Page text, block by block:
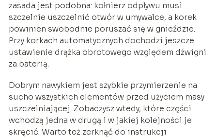
zasada jest podobna: kołnierz odpływu musi
szczelnie uszczelnić otwór w umywalce, a korek
powinien swobodnie poruszać się w gnieździe.
Przy korkach automatycznych dochodzi jeszcze
ustawienie drążka obrotowego względem dźwigni
za baterią.
Dobrym nawykiem jest szybkie przymierzenie na
sucho wszystkich elementów przed użyciem masy
uszczelniającej. Zobaczysz wtedy, które części
wchodzą jedna w drugą i w jakiej kolejności je
skręcić. Warto też zerknąć do instrukcji